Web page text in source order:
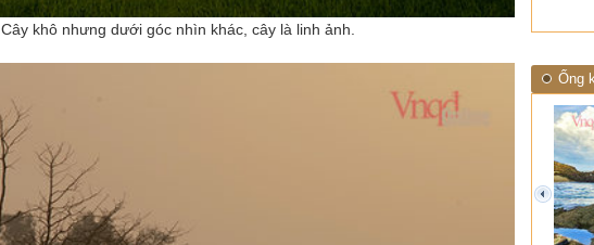
Cây khô nhưng dưới góc nhìn khác, cây là linh ảnh.
Ống
prev